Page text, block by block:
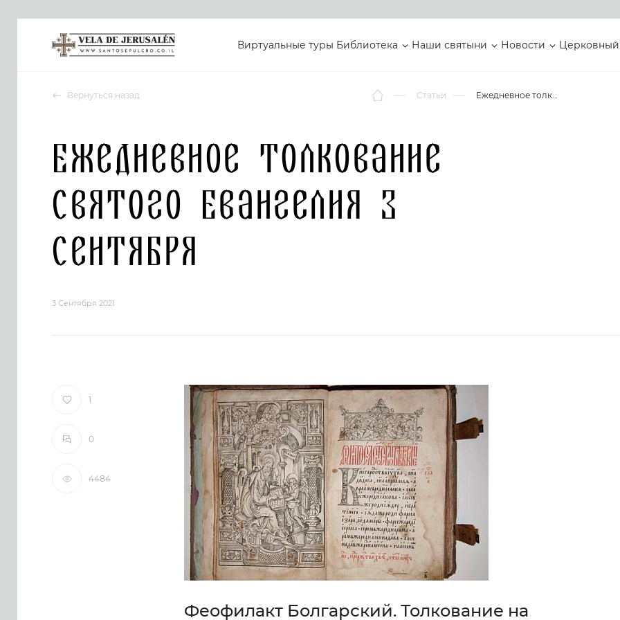
Виртуальные туры Библиотека Наши святыни Новости Церковный
Вернуться назад Статьи Ежедневное толкование Святого Евангелия 3 сентября
Ежедневное толкование
Святого Евангелия 3
сентября
3 Сентября 2021
1
0
4484
Феофилакт Болгарский. Толкование на